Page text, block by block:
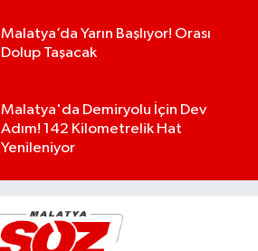
Malatya’da Yarın Başlıyor! Orası
Dolup Taşacak
Malatya'da Demiryolu İçin Dev
Adım! 142 Kilometrelik Hat
Yenileniyor